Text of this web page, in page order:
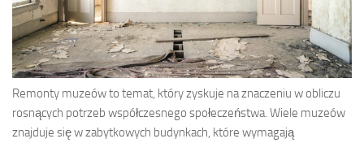
Remonty muzeów to temat, który zyskuje na znaczeniu w obliczu
rosnących potrzeb współczesnego społeczeństwa. Wiele muzeów
znajduje się w zabytkowych budynkach, które wymagają